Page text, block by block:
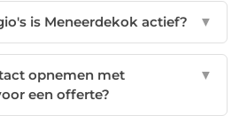
is Meneerdekok actief? ▼
opnemen met
een offerte?
▼